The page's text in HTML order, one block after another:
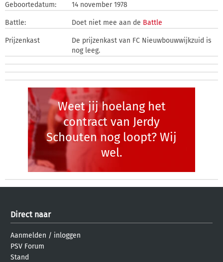
Geboortedatum:
14 november 1978
Battle: Doet niet mee aan de Battle
Prijzenkast
De prijzenkast van FC Nieuwbouwwijkzuid is
nog leeg.
Weet jij hoelang het
contract van Jerdy
Schouten nog loopt? Wij
wel.
Direct naar
Aanmelden / inloggen
PSV Forum
Stand